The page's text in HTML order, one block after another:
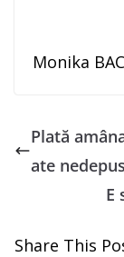
Monika
Plată
ate nedepus
E
Share This